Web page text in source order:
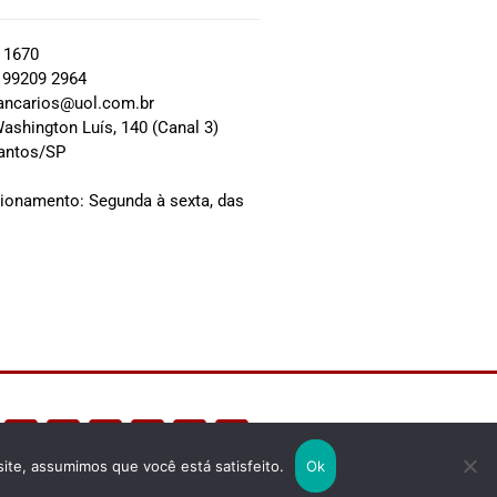
2964
Luís, 140 (Canal 3)
SP
Segunda à sexta, das
assumimos que você está satisfeito. Ok